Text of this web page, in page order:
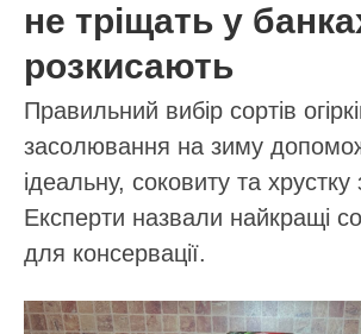
не тріщать у
розкисають
Правильний вибір сортів
засолювання на зиму
ідеальну, соковиту та хрустку
Експерти назвали найкращі
для консервації.